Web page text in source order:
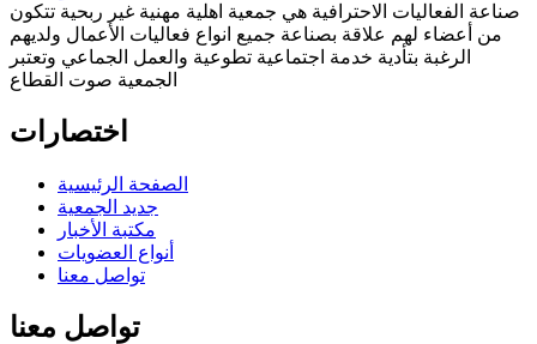
صناعة الفعاليات الاحترافية هي جمعية اهلية مهنية غير ربحية تتكون
من أعضاء لهم علاقة بصناعة جميع انواع فعاليات الأعمال ولديهم
الرغبة بتأدية خدمة اجتماعية تطوعية والعمل الجماعي وتعتبر
الجمعية صوت القطاع
اختصارات
الصفحة الرئيسية
جديد الجمعية
مكتبة الأخبار
أنواع العضويات
تواصل معنا
تواصل معنا